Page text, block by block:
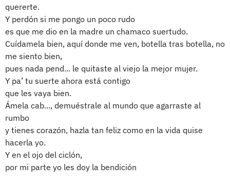
quererte.
Y perdón si me pongo un poco rudo
es que me dio en la madre un chamaco suertudo.
Cuídamela bien, aquí donde me ven, botella tras botella, no
me siento bien,
pues nada pend... le quitaste al viejo la mejor mujer.
Y pa’ tu suerte ahora está contigo
que les vaya bien.
Ámela cab..., demuéstrale al mundo que agarraste al
rumbo
y tienes corazón, hazla tan feliz como en la vida quise
hacerla yo.
Y en el ojo del ciclón,
por mi parte yo les doy la bendición